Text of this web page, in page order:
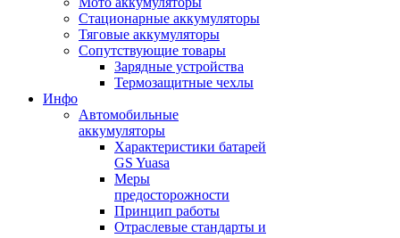
Стационарные аккумуляторы
Тяговые аккумуляторы
Сопутствующие товары
Зарядные устройства
Термозащитные чехлы
Инфо
Автомобильные
аккумуляторы
Характеристики батарей
GS Yuasa
Меры
предосторожности
Принцип работы
Отраслевые стандарты и